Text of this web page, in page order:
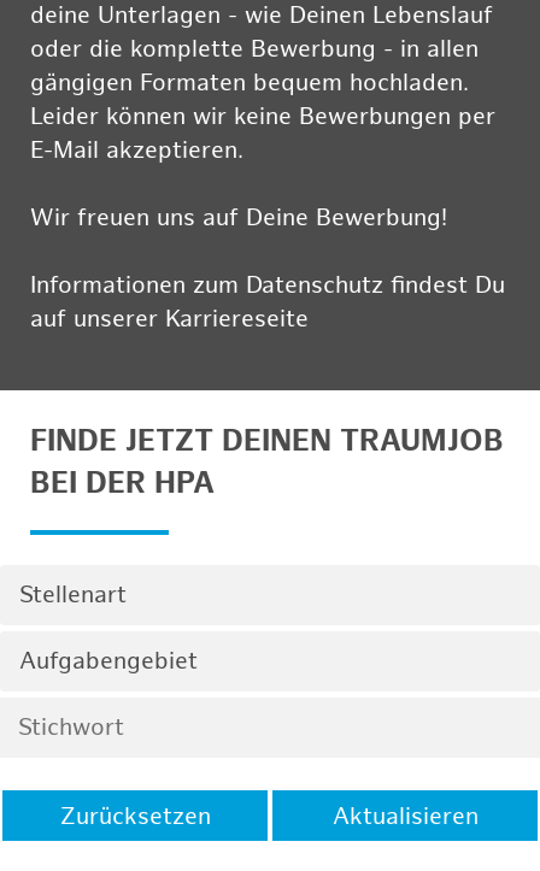
deine Unterlagen - wie Deinen Lebenslauf
oder die komplette Bewerbung - in allen
gängigen Formaten bequem hochladen.
Leider können wir keine Bewerbungen per
E-Mail akzeptieren.
Wir freuen uns auf Deine Bewerbung!
Informationen zum Datenschutz findest Du
auf unserer Karriereseite
FINDE JETZT DEINEN TRAUMJOB
BEI DER HPA
Stellenart
Aufgabengebiet
Zurücksetzen Aktualisieren